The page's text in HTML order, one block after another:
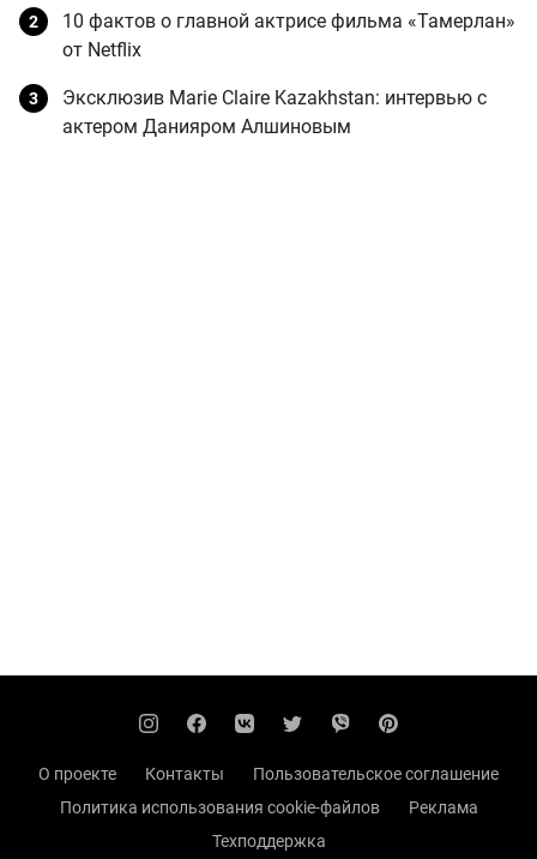
10 фактов о главной актрисе фильма «Тамерлан»
от Netflix
Эксклюзив Marie Claire Kazakhstan: интервью с
актером Данияром Алшиновым
О проекте Контакты
Пользовательское соглашение
Политика использования cookie-файлов
Реклама
Техподдержка